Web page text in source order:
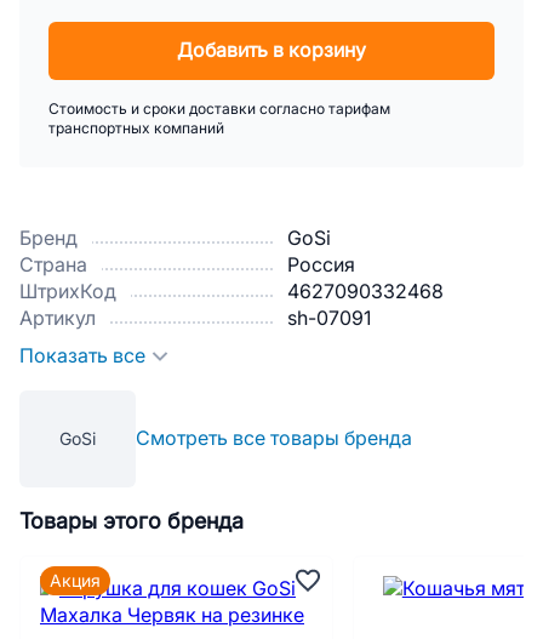
Бренд
GoSi
Страна
Россия
ШтрихКод
4627090332468
Артикул
sh-07091
Показать все
GoSi Смотреть все товары бренда
Добавить в корзину
Стоимость и сроки доставки согласно тарифам
транспортных компаний
Товары этого бренда
Акция